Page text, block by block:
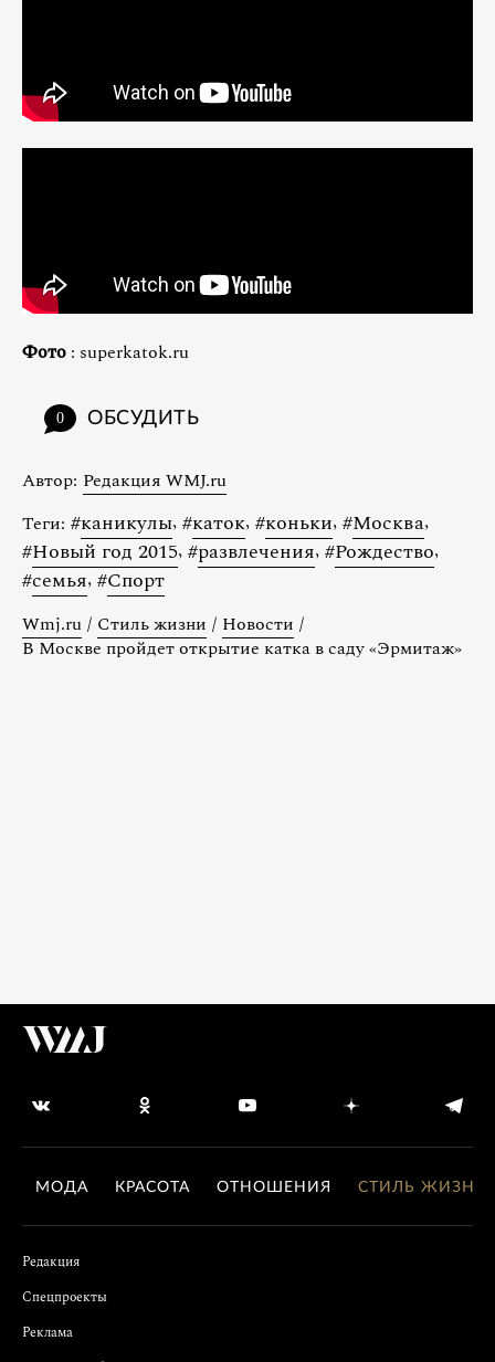
Фото : superkatok.ru
0 ОБСУДИТЬ
Автор: Редакция WMJ.ru
Теги: #каникулы, #каток, #коньки, #Москва,
#Новый год 2015, #развлечения, #Рождество,
#семья, #Спорт
Wmj.ru / Стиль жизни / Новости /
В Москве пройдет открытие катка в саду «Эрмитаж»
МОДА КРАСОТА ОТНОШЕНИЯ СТИЛЬ ЖИЗНИ
Редакция
Спецпроекты
Реклама